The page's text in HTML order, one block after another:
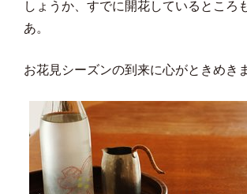
はじめの一杯におすすめの日本酒
ゆっくり酔って、ゆっくり満たされ
と過ごす贅沢時間
日本酒とチーズのうれしいマリアー
しょうか、すでに開花しているところ
あ。
お花見シーズンの到来に心がときめき